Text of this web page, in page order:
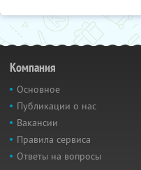
Компания
Основное
Публикации о нас
Вакансии
Правила сервиса
Ответы на вопросы